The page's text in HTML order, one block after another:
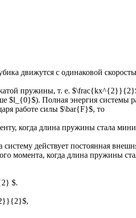
движутся с одинаковой
пружины, т. е.
Полная энергия системы
работе силы $\bar{F}$, то
когда длина пружины стала
действует постоянная
момента, когда длина пружины
$.